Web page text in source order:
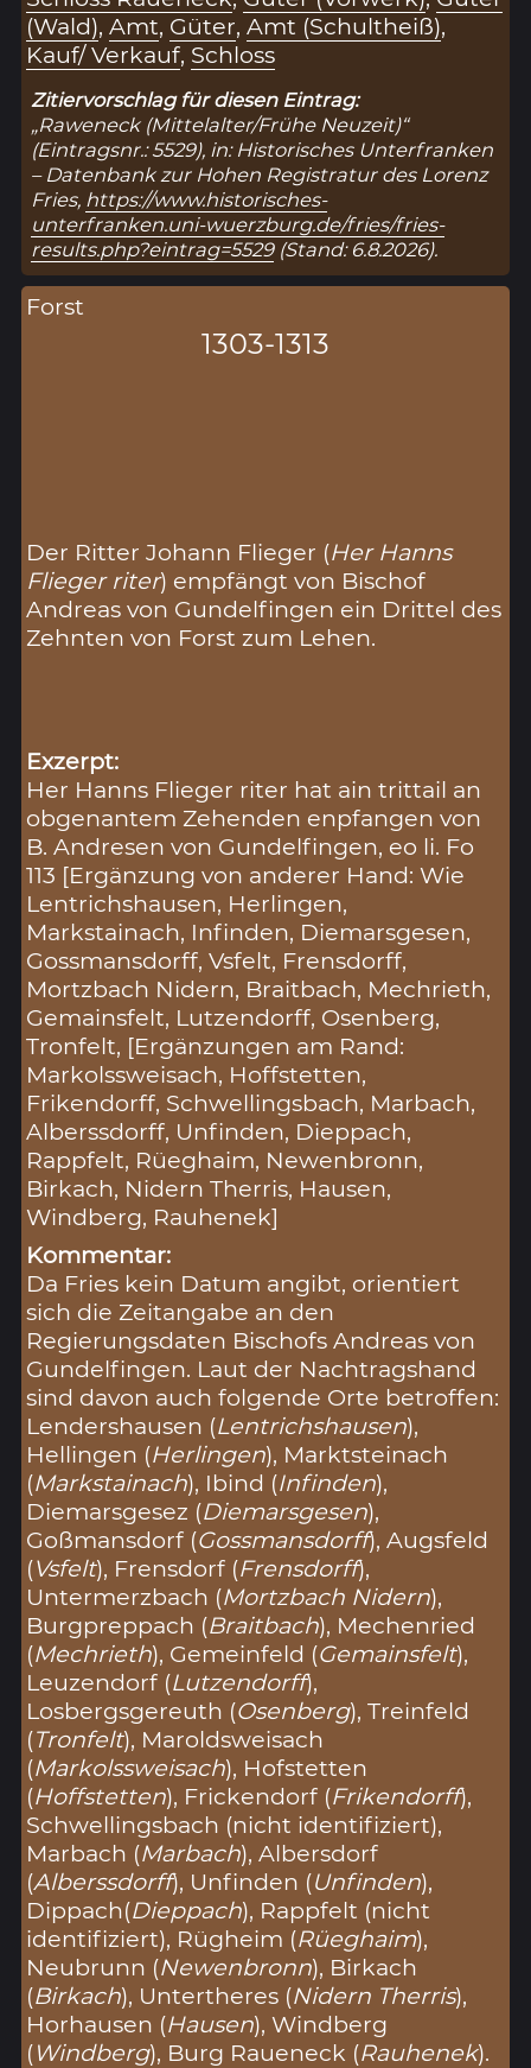
(Wald),Amt, Güter,Amt (Schultheiß),
Kauf/ Verkauf, Schloss
Zitiervorschlag für diesen Eintrag:
„Raweneck (Mittelalter/Frühe Neuzeit)“
(Eintragsnr.: 5529), in: Historisches Unterfranken
– Datenbank zur Hohen Registratur des Lorenz
Fries, https://www.historisches-
unterfranken.uni-wuerzburg.de/fries/fries-
results.php?eintrag=5529(Stand: 6.8.2026).
Forst
1303-1313
Der Ritter Johann Flieger (Her Hanns
Flieger riter) empfängt von Bischof
Andreas von Gundelfingen ein Drittel des
Zehnten von Forst zum Lehen.
Exzerpt:
Her Hanns Flieger riter hat ain trittail an
obgenantem Zehenden enpfangen von
B. Andresen von Gundelfingen, eo li. Fo
113 [Ergänzung von anderer Hand: Wie
Lentrichshausen, Herlingen,
Markstainach, Infinden, Diemarsgesen,
Gossmansdorff, Vsfelt, Frensdorff,
Mortzbach Nidern, Braitbach, Mechrieth,
Gemainsfelt, Lutzendorff, Osenberg,
Tronfelt, [Ergänzungen am Rand:
Markolssweisach, Hoffstetten,
Frikendorff, Schwellingsbach, Marbach,
Alberssdorff, Unfinden, Dieppach,
Rappfelt, Rüeghaim, Newenbronn,
Birkach, Nidern Therris, Hausen,
Windberg, Rauhenek]
Kommentar:
Da Fries kein Datum angibt, orientiert
sich die Zeitangabe an den
Regierungsdaten Bischofs Andreas von
Gundelfingen. Laut der Nachtragshand
sind davon auch folgende Orte betroffen:
Lendershausen (Lentrichshausen),
Hellingen (Herlingen), Marktsteinach
(Markstainach), Ibind (Infinden),
Diemarsgesez (Diemarsgesen),
Goßmansdorf (Gossmansdorff), Augsfeld
(Vsfelt), Frensdorf (Frensdorff),
Untermerzbach (Mortzbach Nidern),
Burgpreppach (Braitbach), Mechenried
(Mechrieth), Gemeinfeld (Gemainsfelt),
Leuzendorf (Lutzendorff),
Losbergsgereuth (Osenberg), Treinfeld
(Tronfelt), Maroldsweisach
(Markolssweisach), Hofstetten
(Hoffstetten), Frickendorf (Frikendorff),
Schwellingsbach (nicht identifiziert),
Marbach (Marbach), Albersdorf
(Alberssdorff), Unfinden (Unfinden),
Dippach(Dieppach), Rappfelt (nicht
identifiziert), Rügheim (Rüeghaim),
Neubrunn (Newenbronn), Birkach
(Birkach), Untertheres (Nidern Therris),
Horhausen (Hausen), Windberg
(Windberg), Burg Raueneck (Rauhenek).